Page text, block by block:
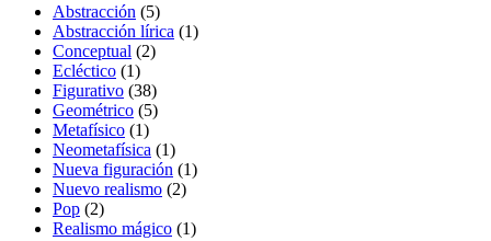
Abstracción (5)
Abstracción lírica (1)
Conceptual (2)
Ecléctico (1)
Figurativo (38)
Geométrico (5)
Metafísico (1)
Neometafísica (1)
Nueva figuración (1)
Nuevo realismo (2)
Pop (2)
Realismo mágico (1)